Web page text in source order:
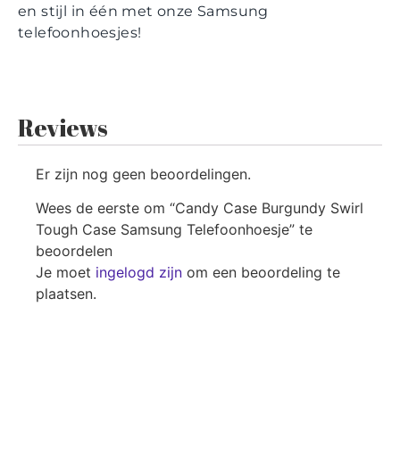
en stijl in één met onze Samsung
telefoonhoesjes!
Reviews
Er zijn nog geen beoordelingen.
Wees de eerste om “Candy Case Burgundy Swirl
Tough Case Samsung Telefoonhoesje” te
beoordelen
Je moet ingelogd zijn om een beoordeling te
plaatsen.